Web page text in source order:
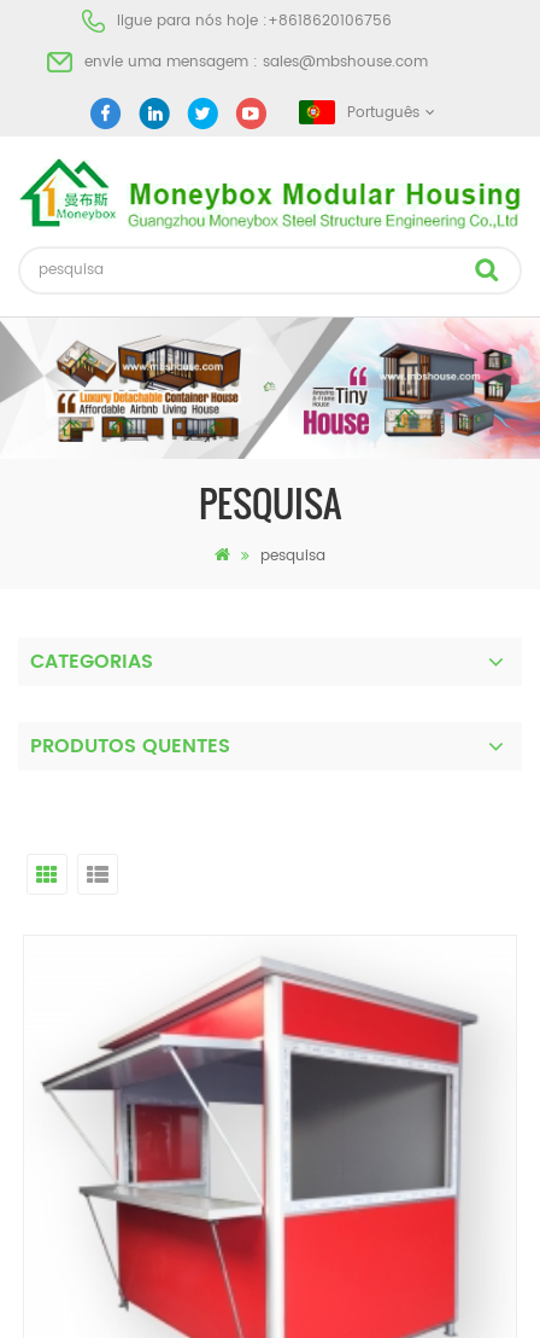
ligue para nós hoje :+8618620106756
envie uma mensagem : sales@mbshouse.com
Português
PESQUISA
pesquisa
CATEGORIAS
PRODUTOS QUENTES